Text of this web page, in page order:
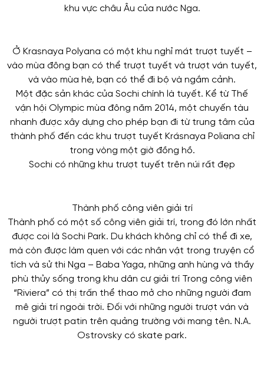
khu vực châu Âu của nước Nga.
Ở Krasnaya Polyana có một khu nghỉ mát trượt tuyết –
vào mùa đông bạn có thể trượt tuyết và trượt ván tuyết,
và vào mùa hè, bạn có thể đi bộ và ngắm cảnh.
Một đặc sản khác của Sochi chính là tuyết. Kể từ Thế
vận hội Olympic mùa đông năm 2014, một chuyến tàu
nhanh được xây dựng cho phép bạn đi từ trung tâm của
thành phố đến các khu trượt tuyết Krásnaya Poliana chỉ
trong vòng một giờ đồng hồ.
Sochi có những khu trượt tuyết trên núi rất đẹp
Thành phố công viên giải trí
Thành phố có một số công viên giải trí, trong đó lớn nhất
được coi là Sochi Park. Du khách không chỉ có thể đi xe,
mà còn được làm quen với các nhân vật trong truyện cổ
tích và sử thi Nga – Baba Yaga, những anh hùng và thầy
phù thủy sống trong khu dân cư giải trí Trong công viên
“Riviera” có thị trấn thể thao mở cho những người đam
mê giải trí ngoài trời. Đối với những người trượt ván và
người trượt patin trên quảng trường với mang tên. N.A.
Ostrovsky có skate park.